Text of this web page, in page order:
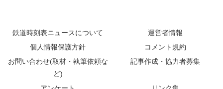
鉄道時刻表ニュースについて
運営者情報
個人情報保護方針
コメント規約
お問い合わせ(取材・執筆依頼な
ど)
記事作成・協力者募集